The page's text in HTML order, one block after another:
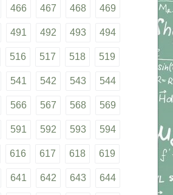
466 467 468 469
491 492 493 494
516 517 518 519
541 542 543 544
566 567 568 569
591 592 593 594
616 617 618 619
641 642 643 644